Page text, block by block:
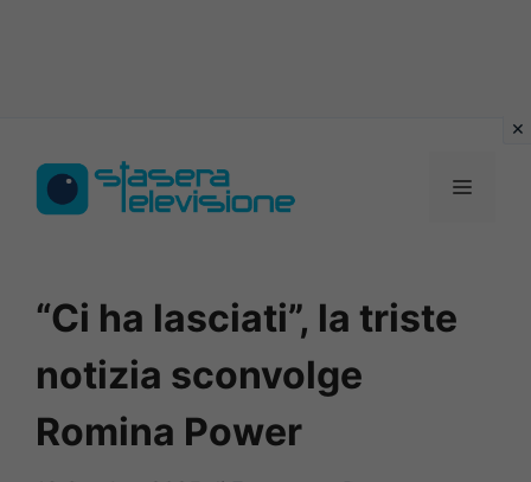
contenuto
MENU
“Ci ha lasciati”, la triste
notizia sconvolge
Romina Power